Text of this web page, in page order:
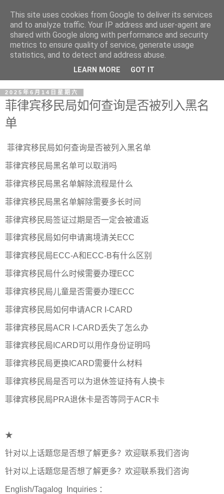
2025年6月14日星期六
菲律宾移民局如何查询是否被列入黑名
单
菲律宾移民局如何查询是否被列入黑名单
菲律宾移民局黑名单可以取消吗
菲律宾移民局黑名单解除流程是什么
菲律宾移民局黑名单解除需要多长时间
菲律宾移民局签证过期是否一定会被遣返
菲律宾移民局如何申请离境清关ECC
菲律宾移民局ECC-A和ECC-B有什么区别
菲律宾移民局什么时候需要办理ECC
菲律宾移民局儿童是否需要办理ECC
菲律宾移民局如何申请ACR I-CARD
菲律宾移民局ACR I-CARD丢失了怎么办
菲律宾移民局ICARD可以用作身份证明吗
菲律宾移民局更换ICARD需要什么材料
菲律宾移民局是否可以为退休签证持有人换卡
菲律宾移民局PRA退休卡是否等同于ACR卡
★
针对以上话题您是否想了解更多？欢迎联系我们咨询
针对以上话题您是否想了解更多？欢迎联系我们咨询
English/Tagalog Inquiries ：
This site uses cookies from Google to deliver its services
and to analyze traffic. Your IP address and user-agent are
shared with Google along with performance and security
metrics to ensure quality of service, generate usage
statistics, and to detect and address abuse.
LEARN MORE GOT IT